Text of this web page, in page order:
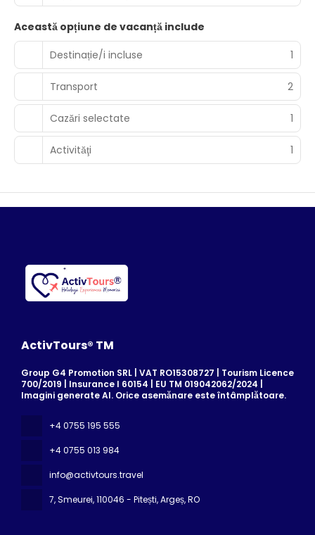
Această opțiune de vacanță include
Destinație/i incluse
1
Transport 2
Cazări selectate 1
Activităţi 1
ActivTours® TM
Group G4 Promotion SRL | VAT RO15308727 | Tourism Licence
700/2019 | Insurance I 60154 | EU TM 019042062/2024 |
Imagini generate AI. Orice asemănare este întâmplătoare.
+4 0755 195 555
+4 0755 013 984
info@activtours.travel
7, Smeurei, 110046 - Pitești, Argeș, RO